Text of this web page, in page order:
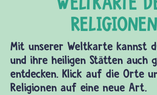
Mit unserer Weltkarte kannst
und ihre heiligen Stätten auch
entdecken. Klick auf die Orte
Religionen auf eine neue Art.